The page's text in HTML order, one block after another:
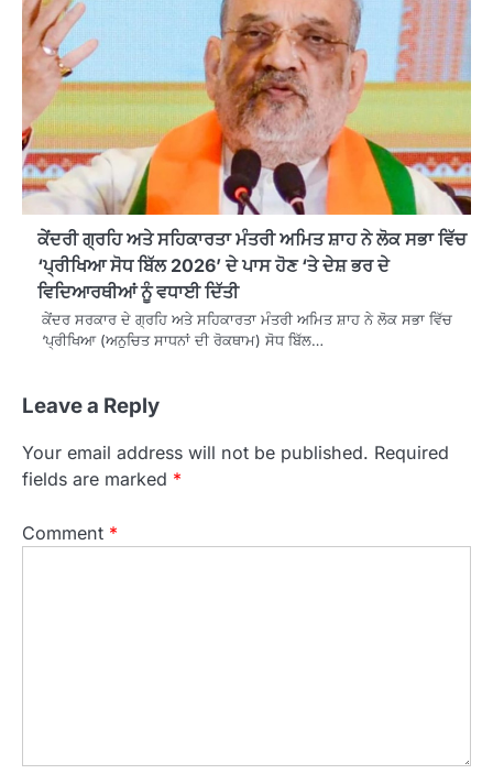
ਕੇਂਦਰੀ ਗ੍ਰਹਿ ਅਤੇ ਸਹਿਕਾਰਤਾ ਮੰਤਰੀ ਅਮਿਤ ਸ਼ਾਹ ਨੇ ਲੋਕ ਸਭਾ ਵਿੱਚ
‘ਪ੍ਰੀਖਿਆ ਸੋਧ ਬਿੱਲ 2026’ ਦੇ ਪਾਸ ਹੋਣ ‘ਤੇ ਦੇਸ਼ ਭਰ ਦੇ
ਵਿਦਿਆਰਥੀਆਂ ਨੂੰ ਵਧਾਈ ਦਿੱਤੀ
ਕੇਂਦਰ ਸਰਕਾਰ ਦੇ ਗ੍ਰਹਿ ਅਤੇ ਸਹਿਕਾਰਤਾ ਮੰਤਰੀ ਅਮਿਤ ਸ਼ਾਹ ਨੇ ਲੋਕ ਸਭਾ ਵਿੱਚ
‘ਪ੍ਰੀਖਿਆ (ਅਨੁਚਿਤ ਸਾਧਨਾਂ ਦੀ ਰੋਕਥਾਮ) ਸੋਧ ਬਿੱਲ…
Leave a Reply
Your email address will not be published. Required
fields are marked *
Comment *